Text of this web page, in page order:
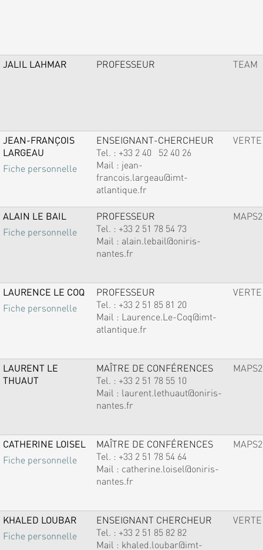
JALIL LAHMAR PROFESSEUR TEAM
JEAN-FRANÇOIS
LARGEAU
Fiche personnelle
ENSEIGNANT-CHERCHEUR
Tel. : +33 2 40 52 40 26
Mail : jean-
francois.largeau@imt-
atlantique.fr
VERTE
ALAIN LE BAIL
Fiche personnelle
PROFESSEUR
Tel. : +33 2 51 78 54 73
Mail : alain.lebail@oniris-
nantes.fr
MAPS2
LAURENCE LE COQ
Fiche personnelle
PROFESSEUR
Tel. : +33 2 51 85 81 20
Mail : Laurence.Le-Coq@imt-
atlantique.fr
VERTE
LAURENT LE
THUAUT
MAÎTRE DE CONFÉRENCES
Tel. : +33 2 51 78 55 10
Mail : laurent.lethuaut@oniris-
nantes.fr
MAPS2
CATHERINE LOISEL
Fiche personnelle
MAÎTRE DE CONFÉRENCES
Tel. : +33 2 51 78 54 64
Mail : catherine.loisel@oniris-
nantes.fr
MAPS2
KHALED LOUBAR
Fiche personnelle
ENSEIGNANT CHERCHEUR
Tel. : +33 2 51 85 82 82
Mail : khaled.loubar@imt-
VERTE